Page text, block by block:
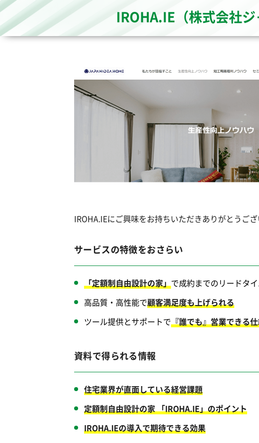
IROHA.IE（株式会社
IROHA.IEにご興味をお持ちいただきありがとうござ
サービスの特徴をおさらい
「定額制自由設計の家」で成約までのリードタ
高品質・高性能で顧客満足度も上げられる
ツール提供とサポートで『誰でも』営業できる
資料で得られる情報
住宅業界が直面している経営課題
定額制自由設計の家 「IROHA.IE」のポイント
IROHA.IEの導入で期待できる効果